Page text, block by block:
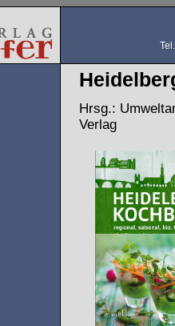
Hrsg.:
Verlag